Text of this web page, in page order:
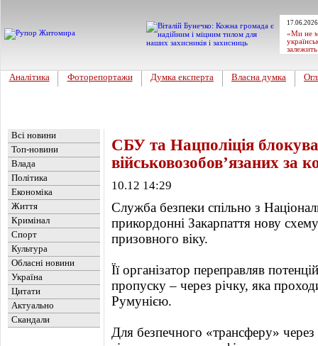
«Ми не
Аналітика Фоторепортажи Думка експерта Власна думка
Всі новини
Топ-новини
Влада
Політика
Економіка
Життя
Кримінал
Спорт
Культура
Обласні новини
Україна
Цитати
Актуально
Скандали
СБУ та Нацполіція
військовозобов’язаних за
10.12 14:29
Служба безпеки спільно з
прикордонні Закарпаття нову
призовного віку.
Її організатор переправляв
пропуску – через річку, яка
Румунією.
Для безпечного «трансферу» через